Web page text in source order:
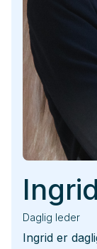
Daglig leder
Ingrid er